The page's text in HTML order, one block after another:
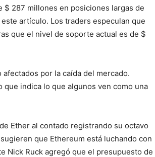
$ 287 millones en posiciones largas de
artículo. Los traders especulan que
que el nivel de soporte actual es de $
por la caída del mercado.
que indica lo que algunos ven como una
Ether al contado registrando su octavo
que Ethereum está luchando con
Nick Ruck agregó que el presupuesto de